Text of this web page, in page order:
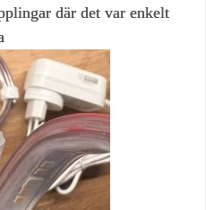
där det var enkelt